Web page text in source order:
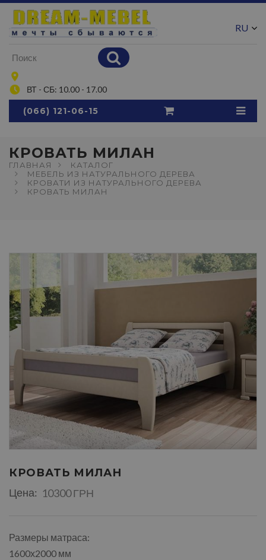
ВТ - СБ: 10.00 - 17.00
RU
(066) 121-06-15
КРОВАТЬ МИЛАН
ГЛАВНАЯ
КАТАЛОГ
МЕБЕЛЬ ИЗ НАТУРАЛЬНОГО ДЕРЕВА
КРОВАТИ ИЗ НАТУРАЛЬНОГО ДЕРЕВА
КРОВАТЬ МИЛАН
КРОВАТЬ МИЛАН
Цена: 10300 ГРН
Размеры матраса:
1600х2000 мм